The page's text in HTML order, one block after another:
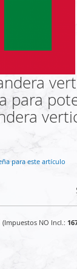
para
para este artículo